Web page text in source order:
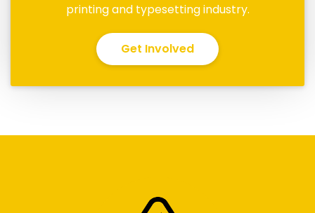
printing and typesetting industry.
Get Involved